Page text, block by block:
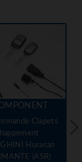
Clapets
Huracan
(ASR)